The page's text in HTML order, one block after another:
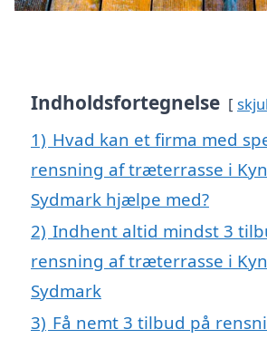
Indholdsfortegnelse skjul
1) Hvad kan et firma med
rensning af træterrasse i
Sydmark hjælpe med?
2) Indhent altid mindst 3
rensning af træterrasse i
Sydmark
3) Få nemt 3 tilbud på